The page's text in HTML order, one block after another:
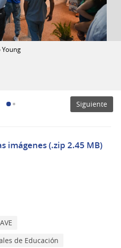
Young
Siguiente
imágenes (.zip 2.45 MB)
AVE
de Educación